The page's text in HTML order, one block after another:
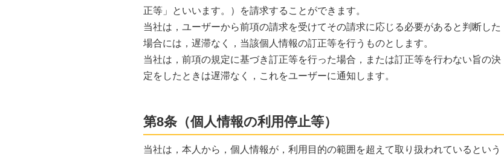
正等」といいます。）を請求することができます。
当社は，ユーザーから前項の請求を受けてその請求に応じる必要があると判断した
場合には，遅滞なく，当該個人情報の訂正等を行うものとします。
当社は，前項の規定に基づき訂正等を行った場合，または訂正等を行わない旨の決
定をしたときは遅滞なく，これをユーザーに通知します。
第8条（個人情報の利用停止等）
当社は，本人から，個人情報が，利用目的の範囲を超えて取り扱われているという